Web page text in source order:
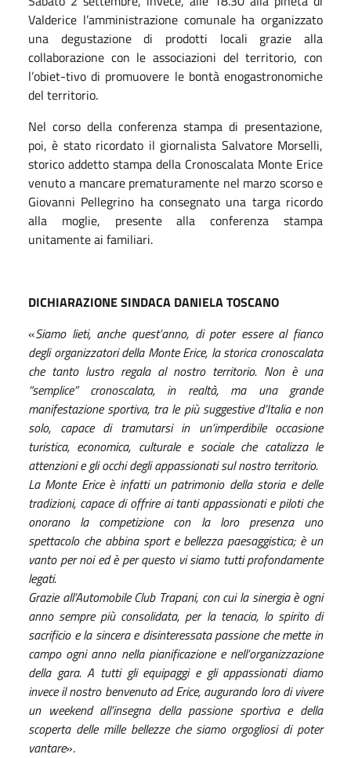
Valderice l’amministrazione comunale ha organizzato
una degustazione di prodotti locali grazie alla
collaborazione con le associazioni del territorio, con
l’obiet-tivo di promuovere le bontà enogastronomiche
del territorio.
Nel corso della conferenza stampa di presentazione,
poi, è stato ricordato il giornalista Salvatore Morselli,
storico addetto stampa della Cronoscalata Monte Erice
venuto a mancare prematuramente nel marzo scorso e
Giovanni Pellegrino ha consegnato una targa ricordo
alla moglie, presente alla conferenza stampa
unitamente ai familiari.
DICHIARAZIONE SINDACA DANIELA TOSCANO
«Siamo lieti, anche quest’anno, di poter essere al fianco
degli organizzatori della Monte Erice, la storica cronoscalata
che tanto lustro regala al nostro territorio. Non è una
“semplice” cronoscalata, in realtà, ma una grande
manifestazione sportiva, tra le più suggestive d’Italia e non
solo, capace di tramutarsi in un’imperdibile occasione
turistica, economica, culturale e sociale che catalizza le
attenzioni e gli occhi degli appassionati sul nostro territorio.
La Monte Erice è infatti un patrimonio della storia e delle
tradizioni, capace di offrire ai tanti appassionati e piloti che
onorano la competizione con la loro presenza uno
spettacolo che abbina sport e bellezza paesaggistica; è un
vanto per noi ed è per questo vi siamo tutti profondamente
legati.
Grazie all’Automobile Club Trapani, con cui la sinergia è ogni
anno sempre più consolidata, per la tenacia, lo spirito di
sacrificio e la sincera e disinteressata passione che mette in
campo ogni anno nella pianificazione e nell’organizzazione
della gara. A tutti gli equipaggi e gli appassionati diamo
invece il nostro benvenuto ad Erice, augurando loro di vivere
un weekend all’insegna della passione sportiva e della
scoperta delle mille bellezze che siamo orgogliosi di poter
vantare».